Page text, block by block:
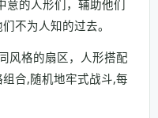
意的人形们，辅助他们
不为人知的过去。
风格的扇区，人形搭配
合,随机地牢式战斗,每